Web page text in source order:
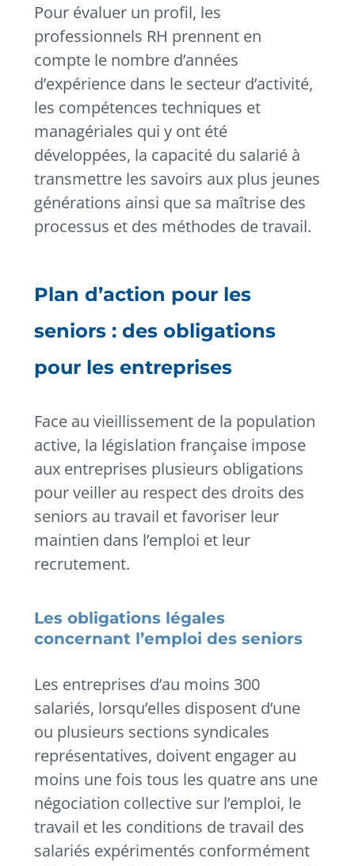
Pour évaluer un profil, les
professionnels RH prennent en
compte le nombre d’années
d’expérience dans le secteur d’activité,
les compétences techniques et
managériales qui y ont été
développées, la capacité du salarié à
transmettre les savoirs aux plus jeunes
générations ainsi que sa maîtrise des
processus et des méthodes de travail.
Plan d’action pour les
seniors : des obligations
pour les entreprises
Face au vieillissement de la population
active, la législation française impose
aux entreprises plusieurs obligations
pour veiller au respect des droits des
seniors au travail et favoriser leur
maintien dans l’emploi et leur
recrutement.
Les obligations légales
concernant l’emploi des seniors
Les entreprises d’au moins 300
salariés, lorsqu’elles disposent d’une
ou plusieurs sections syndicales
représentatives, doivent engager au
moins une fois tous les quatre ans une
négociation collective sur l’emploi, le
travail et les conditions de travail des
salariés expérimentés conformément